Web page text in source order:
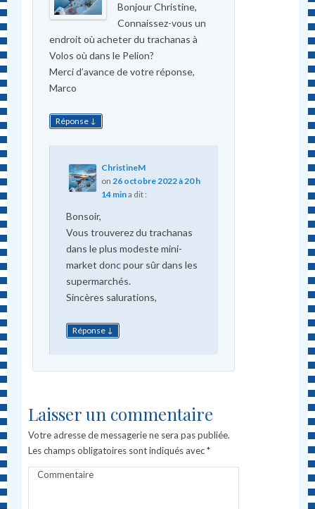
Bonjour Christine,
Connaissez-vous un
endroit où acheter du trachanas à
Volos où dans le Pelion?
Merci d’avance de votre réponse,
Marco
Réponse ↓
ChristineM
on 26 octobre 2022 à 20 h
14 mina dit :
Bonsoir,
Vous trouverez du trachanas
dans le plus modeste mini-
market donc pour sûr dans les
supermarchés.
Sincères salurations,
Réponse ↓
Laisser un commentaire
Votre adresse de messagerie ne sera pas publiée.
Les champs obligatoires sont indiqués avec*
Commentaire